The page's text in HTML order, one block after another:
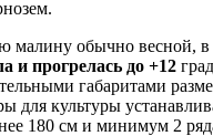
малину обычно весной, в
и прогрелась до +12
габаритами
для культуры
180 см и минимум 2